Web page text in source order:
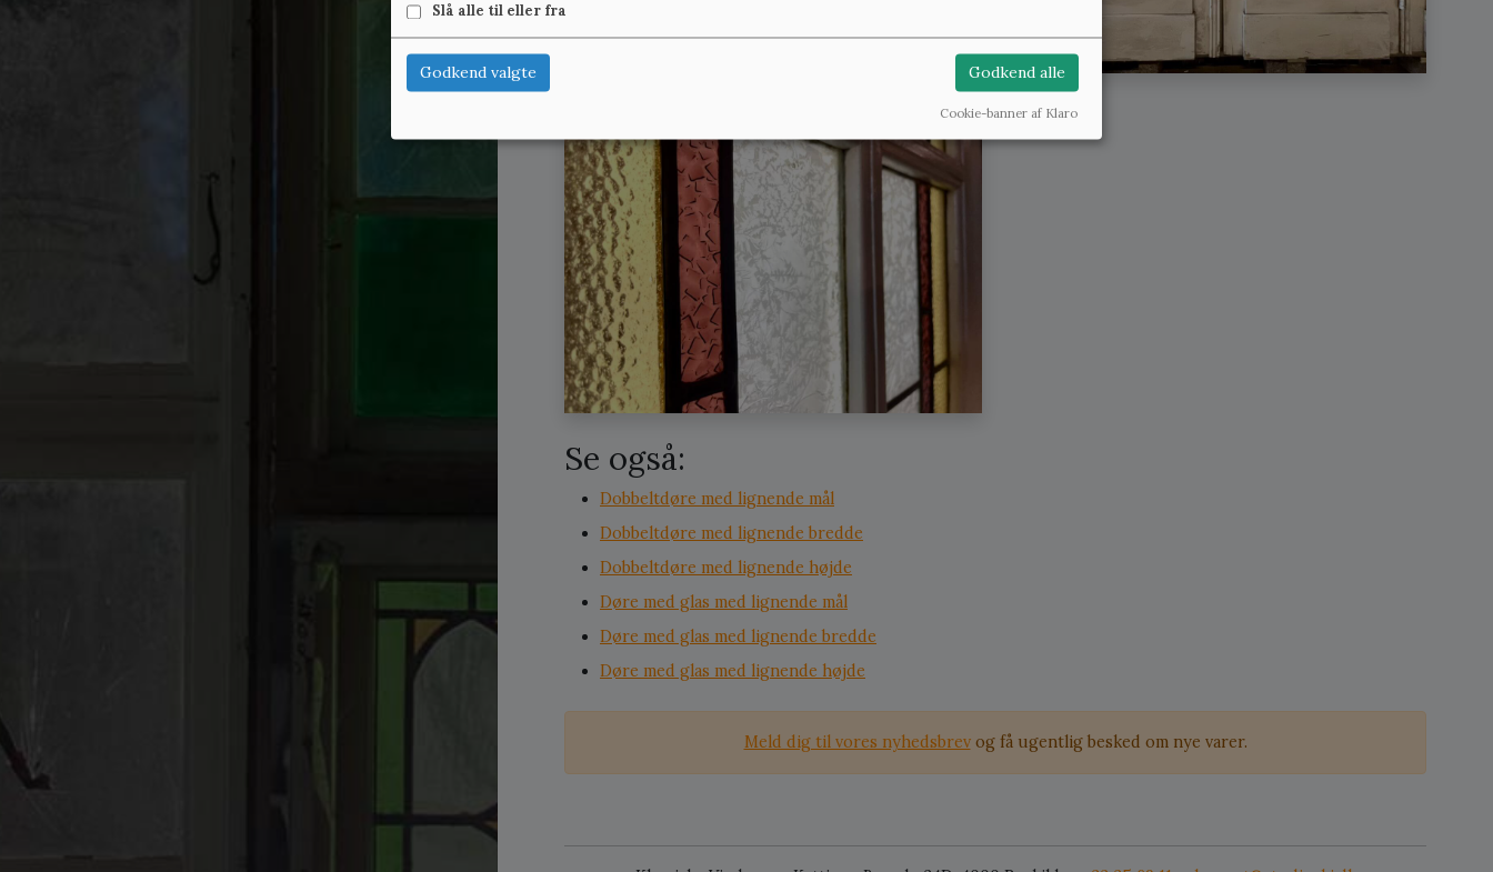
Se også:
Dobbeltdøre med lignende mål
Dobbeltdøre med lignende bredde
Dobbeltdøre med lignende højde
Døre med glas med lignende mål
Døre med glas med lignende bredde
Døre med glas med lignende højde
Meld dig til vores nyhedsbrevog få ugentlig besked om nye varer.
Slå alle til eller fra
Godkend valgte Godkend alle
Cookie-banner af Klaro